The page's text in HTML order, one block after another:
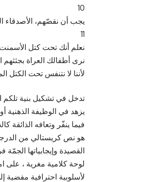
10
يجب أن نقصّهم، الأصدقاء
11
نعلم أنك تحت كتل
نرى أطفالك العراة بجثثهم
لأننا لا نتنفس تحت الكتل
تدخل في تشكيل بنية تلكم
يزهد في الوظيفة الذهنية
فيما ينفّر وتعافه الذائقة
هو نص كريستالي من الدرجة
القصيدة وإيجابياتها
لوحة كلامية مغرية ، على
لأسلوبية احترافية مفضية